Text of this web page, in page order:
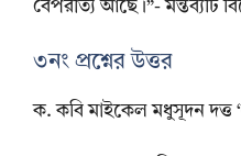
বৈপরীত্য আছে।”- মন্তব্যটি
৩নং প্রশ্নের উত্তর
ক. কবি মাইকেল মধুসূদন দত্ত